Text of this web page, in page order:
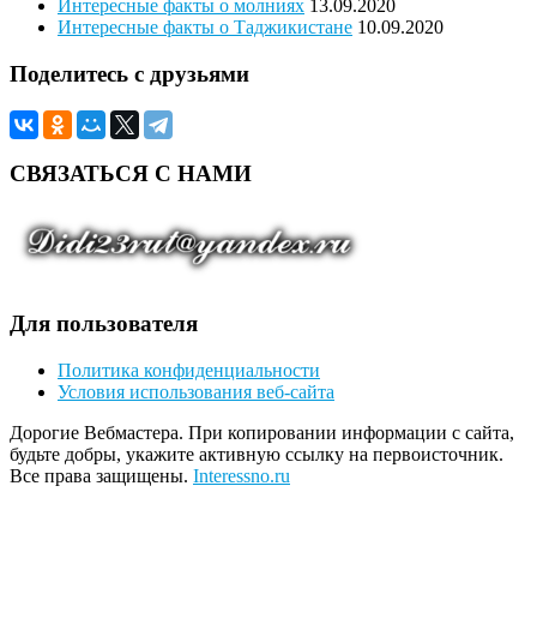
Интересные факты о молниях 13.09.2020
Интересные факты о Таджикистане 10.09.2020
Поделитесь с друзьями
СВЯЗАТЬСЯ С НАМИ
Для пользователя
Политика конфиденциальности
Условия использования веб-сайта
Дорогие Вебмастера. При копировании информации с сайта,
будьте добры, укажите активную ссылку на первоисточник.
Все права защищены. Interessno.ru